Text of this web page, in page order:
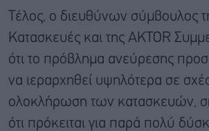
Τέλος, ο διευθύνων σύμβουλος
Κατασκευές και της AKTOR
ότι το πρόβλημα ανεύρεσης
να ιεραρχηθεί υψηλότερα σε
ολοκλήρωση των κατασκευών,
ότι πρόκειται για παρά πολύ